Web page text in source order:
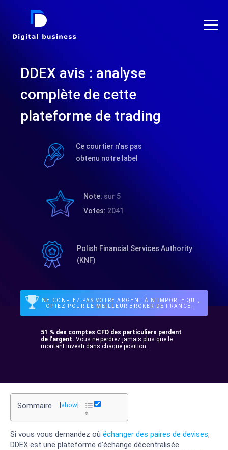
DIGITAL BUSINESS
DDEX avis : analyse
complète de cette
plateforme de trading
Ce courtier n'as pas
obtenu notre label
Note: sur 5
Votes: 2041
Polish Financial Services Authority
(KNF)
NE CONFIEZ PAS VOTRE ARGENT À N’IMPORTE QUI,
OPTEZ POUR LE MEILLEUR BROKER DE FRANCE !
51 % des comptes CFD des particuliers perdent
de l'argent. Vous ne perdrez jamais plus que le
montant investi dans chaque position.
Sommaire show
Si vous vous demandez où échanger des paires de devises,
DDEX est une plateforme d’échange décentralisée